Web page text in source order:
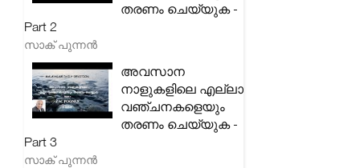
തരണം ചെയ്യുക -
Part 2
സാക് പുന്നൻ
അവസാന
നാളുകളിലെ എല്ലാ
വഞ്ചനകളെയും
തരണം ചെയ്യുക -
Part 3
സാക് പുന്നൻ